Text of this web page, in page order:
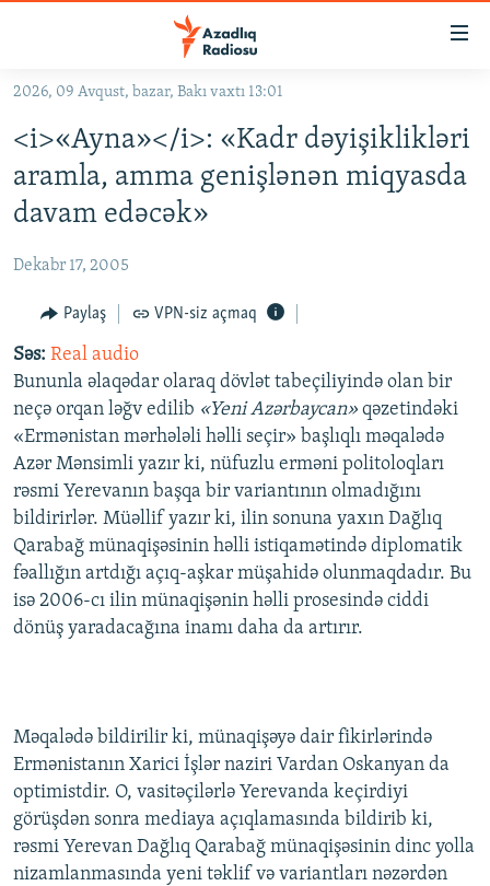
Əsas
qayıt
Əsas
naviqasiyaya
qayıt
Axtarışa
#İZAHLA
KORRUPSIOMETR
FƏRQƏ BAX
QANUNI DOĞRU
ARAŞDIRMA
MULTIMEDIA
VIDEO
FOTOQALEREYA
İNFOQRAFIKA
KARIKATURA
RADIO ARXIV
OXU ZALI
AZƏRBAYCAN ƏDƏBIYYATI KITABXANASI
İSLAM VƏ DEMOKRATIYA
İZ - MƏDƏNIYYƏT PROQRAMI
HAQQIMIZDA
MISSIYAMIZ
PEŞƏ ETIKASI VƏ JURNALISTIKA STANDARTLARIMIZ
MATERIALLARIMIZDAN ISTIFADƏ
AZADLIQRADIOSU MOBIL TELEFONUNUZDA
BIZI IZLƏ
RFE/RL-in bütün saytları
2026, 09 Avqust, bazar, Bakı vaxtı 13:01
<i>«Ayna»</i>: «Kadr dəyişiklikləri
aramla, amma genişlənən miqyasda
davam edəcək»
Dekabr 17, 2005
Paylaş VPN-siz açmaq
Səs: Real audio
Bununla əlaqədar olaraq dövlət tabeçiliyində olan bir
neçə orqan ləğv edilib «Yeni Azərbaycan» qəzetindəki
«Ermənistan mərhələli həlli seçir» başlıqlı məqalədə
Azər Mənsimli yazır ki, nüfuzlu erməni politoloqları
rəsmi Yerevanın başqa bir variantının olmadığını
bildirirlər. Müəllif yazır ki, ilin sonuna yaxın Dağlıq
Qarabağ münaqişəsinin həlli istiqamətində diplomatik
fəallığın artdığı açıq-aşkar müşahidə olunmaqdadır. Bu
isə 2006-cı ilin münaqişənin həlli prosesində ciddi
dönüş yaradacağına inamı daha da artırır.
Məqalədə bildirilir ki, münaqişəyə dair fikirlərində
Ermənistanın Xarici İşlər naziri Vardan Oskanyan da
optimistdir. O, vasitəçilərlə Yerevanda keçirdiyi
görüşdən sonra mediaya açıqlamasında bildirib ki,
rəsmi Yerevan Dağlıq Qarabağ münaqişəsinin dinc yolla
nizamlanmasında yeni təklif və variantları nəzərdən